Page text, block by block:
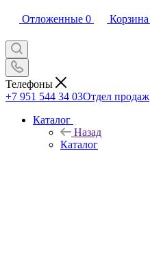
Отложенные 0 Корзина
Телефоны
+7 951 544 34 03Отдел продаж
Каталог
Назад
Каталог